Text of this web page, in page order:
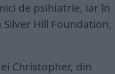
de psihiatrie, iar în
Hill Foundation,
Christopher, din